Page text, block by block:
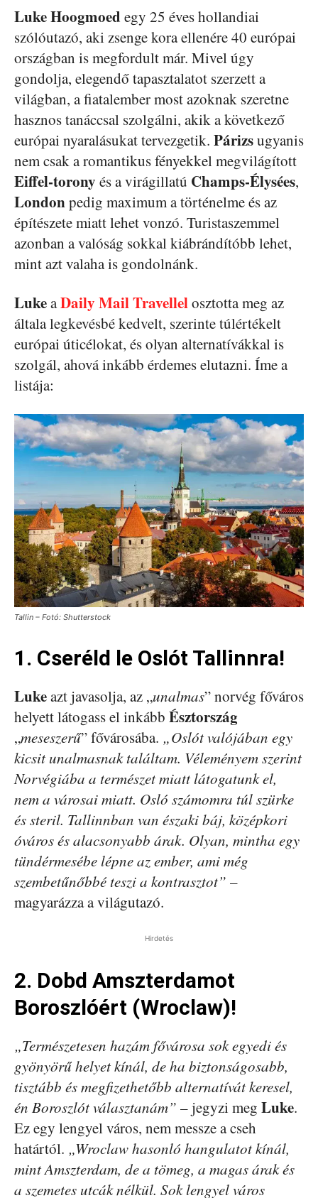
Luke Hoogmoed egy 25 éves hollandiai
szólóutazó, aki zsenge kora ellenére 40 európai
országban is megfordult már. Mivel úgy
gondolja, elegendő tapasztalatot szerzett a
világban, a fiatalember most azoknak szeretne
hasznos tanáccsal szolgálni, akik a következő
európai nyaralásukat tervezgetik. Párizsugyanis
nem csak a romantikus fényekkel megvilágított
Eiffel-torony és a virágillatú Champs-Élysées,
Londonpedig maximum a történelme és az
építészete miatt lehet vonzó. Turistaszemmel
azonban a valóság sokkal kiábrándítóbb lehet,
mint azt valaha is gondolnánk.
LukeaDaily Mail Travellelosztotta meg az
általa legkevésbé kedvelt, szerinte túlértékelt
európai úticélokat, és olyan alternatívákkal is
szolgál, ahová inkább érdemes elutazni. Íme a
listája:
Tallin – Fotó: Shutterstock
1. Cseréld le Oslót Tallinnra!
Lukeazt javasolja, az „unalmas” norvég főváros
helyett látogass el inkább Észtország
„meseszerű” fővárosába. „Oslót valójában egy
kicsit unalmasnak találtam. Véleményem szerint
Norvégiába a természet miatt látogatunk el,
nem a városai miatt. Osló számomra túl szürke
és steril. Tallinnban van északi báj, középkori
óváros és alacsonyabb árak. Olyan, mintha egy
tündérmesébe lépne az ember, ami még
szembetűnőbbé teszi a kontrasztot” –
magyarázza a világutazó.
Hirdetés
2. Dobd Amszterdamot
Boroszlóért (Wroclaw)!
„Természetesen hazám fővárosa sok egyedi és
gyönyörű helyet kínál, de ha biztonságosabb,
tisztább és megfizethetőbb alternatívát keresel,
én Boroszlót választanám” – jegyzi meg Luke.
Ez egy lengyel város, nem messze a cseh
határtól. „Wroclaw hasonló hangulatot kínál,
mint Amszterdam, de a tömeg, a magas árak és
a szemetes utcák nélkül. Sok lengyel város